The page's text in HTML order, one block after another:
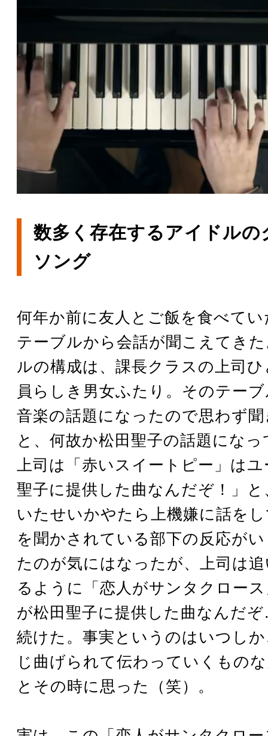
数多く存在するアイドルの
ソング
何年か前に友人とご飯を食べて
テーブルから会話が聞こえてき
ルの構成は、課長クラスの上司
員らしき男女ふたり。そのテー
音楽の話題になったので思わず
と、何故か松田聖子の話題にな
上司は「赤いスイートピー」は
聖子に提供した曲なんだぞ！」
いたせいかやたら上機嫌に話を
を聞かされている部下の反応が
たのが気にはなったが、上司は
るように「恋人がサンタクロー
が松田聖子に提供した曲なんだ
続けた。事実というのはいつし
じ曲げられて伝わっていくもの
とその時に思った（笑）。